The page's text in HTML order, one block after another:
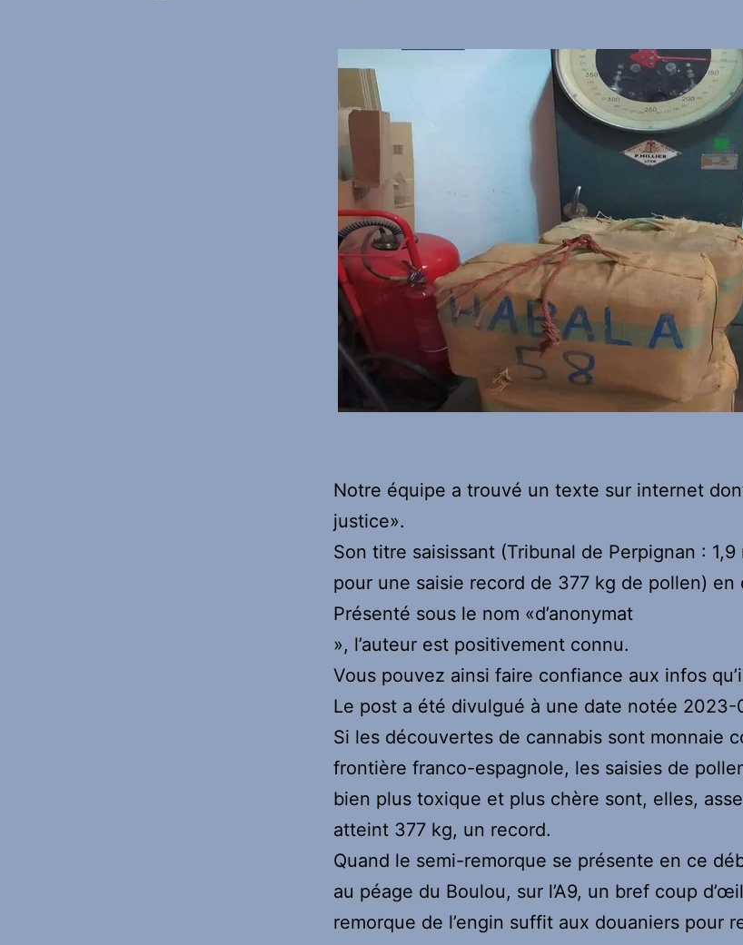
Notre équipe a trouvé un texte sur internet
justice».
Son titre saisissant (Tribunal de Perpignan : 1,9
pour une saisie record de 377 kg de pollen) en
Présenté sous le nom «d’anonymat
», l’auteur est positivement connu.
Vous pouvez ainsi faire confiance aux infos
Le post a été divulgué à une date notée 2023-
Si les découvertes de cannabis sont monnaie
frontière franco-espagnole, les saisies de
bien plus toxique et plus chère sont, elles,
atteint 377 kg, un record.
Quand le semi-remorque se présente en ce
au péage du Boulou, sur l’A9, un bref coup
remorque de l’engin suffit aux douaniers pour